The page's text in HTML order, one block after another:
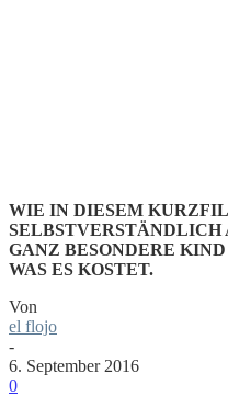
WIE IN DIESEM
SELBSTVERSTÄNDLICH
GANZ BESONDERE
WAS ES KOSTET.
Von
el flojo
-
6. September 2016
0